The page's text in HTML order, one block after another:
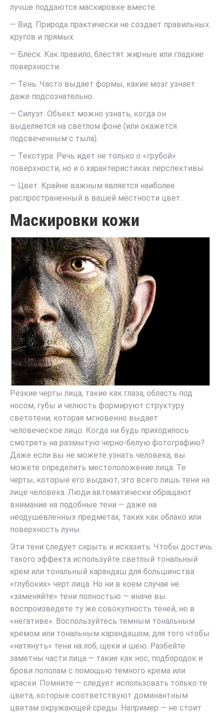
лучше поддаются маскировке вместе.
— Вид. Природа практически не создает правильных
кругов и прямых.
— Блеск. Как правило, блестят жирные или гладкие
поверхности.
— Тень. Часто выдает формы, какие мозг узнает
даже подсознательно.
— Силуэт. Объект можно узнать, когда он
выделяется на светлом фоне (или окажется
подсвеченным с тыла).
— Текстура. Речь идет не только о «грубой»
поверхности, но и о характеристиках перспективы.
— Цвет. Крайне важным является наиболее
распространенный в вашей местности цвет.
Маскировки кожи
Резкие черты лица, такие как глаза, область под
носом, губы и челюсть формируют структуру
светотени, которая мгновенно выдает
человеческое лицо. Когда ни будь приходилось
смотреть на размытую черно-белую фотографию?
Даже если вы не можете узнать человека, вы
можете определить местоположение лица. Те
черты, которые его выдают, это всего лишь тени на
лице человека. Люди автоматически обращают
внимание на подобные тени — даже на
неодушевленных предметах, таких как облако или
поверхность луны.
Эти тени следует скрыть и исказить. Чтобы достичь
такого эффекта используйте светлый тональный
крем или тональный карандаш для большинства
«глубоких» черт лица. Но ни в коем случае не
«заменяйте» тени полностью — иначе вы
воспроизведете ту же совокупность теней, но в
«негативе». Воспользуйтесь темным тональным
кремом или тональным карандашом, для того чтобы
«натянуть» тени на лоб, щеки и шею. Разбейте
заметны части лица — такие как нос, подбородок и
брови пополам с помощью темного крема или
краски. Помните — следует использовать только те
цвета, которые соответствуют доминантным
цветам окружающей среды. Например — не стоит